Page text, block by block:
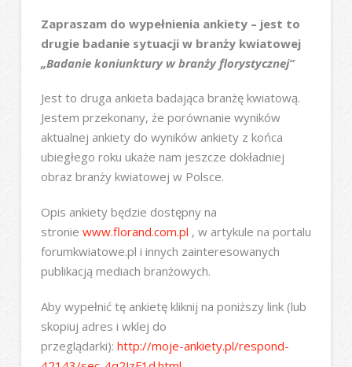
Zapraszam do wypełnienia ankiety – jest to
drugie badanie sytuacji w branży kwiatowej
„Badanie koniunktury w branży florystycznej”
Jest to druga ankieta badająca branżę kwiatową.
Jestem przekonany, że porównanie wyników
aktualnej ankiety do wyników ankiety z końca
ubiegłego roku ukaże nam jeszcze dokładniej
obraz branży kwiatowej w Polsce.
Opis ankiety będzie dostępny na
stronie www.florand.com.pl , w artykule na portalu
forumkwiatowe.pl i innych zainteresowanych
publikacją mediach branżowych.
Aby wypełnić tę ankietę kliknij na poniższy link (lub
skopiuj adres i wklej do
przeglądarki): http://moje-ankiety.pl/respond-